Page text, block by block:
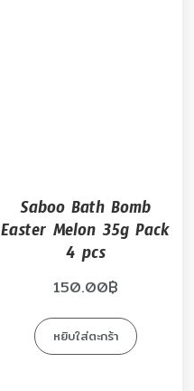
Saboo Bath Bomb
Easter Melon 35g Pack
4 pcs
150.00฿
หยิบใส่ตะกร้า